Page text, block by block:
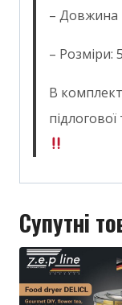
– Довжина
– Розміри:
В
Супутні